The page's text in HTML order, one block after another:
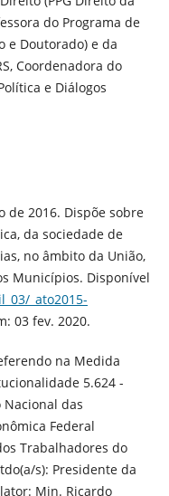
do Programa de
e Doutorado) e da
Coordenadora do
e Diálogos
de 2016. Dispõe sobre
da sociedade de
no âmbito da União,
Municípios. Disponível
_ato2015-
03 fev. 2020.
na Medida
5.624 -
Nacional das
Federal
Trabalhadores do
s): Presidente da
Min. Ricardo